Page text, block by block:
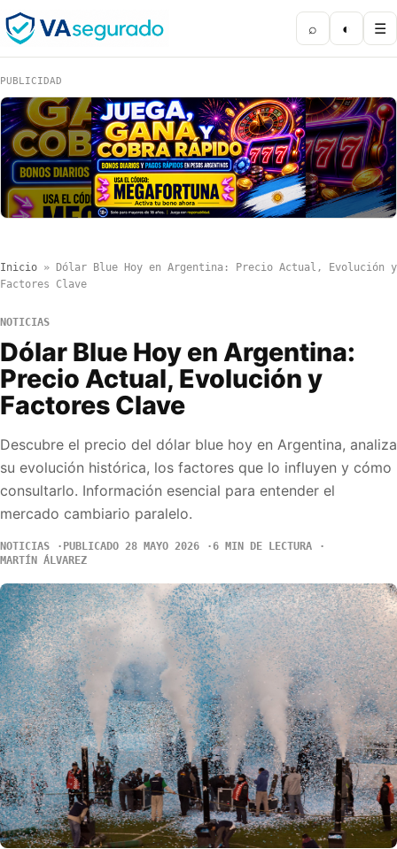
⌕ ◐ ☰
PUBLICIDAD
Inicio »
Dólar Blue Hoy en Argentina: Precio Actual, Evolución y
Factores Clave
NOTICIAS
Dólar Blue Hoy en Argentina:
Precio Actual, Evolución y
Factores Clave
Descubre el precio del dólar blue hoy en Argentina, analiza
su evolución histórica, los factores que lo influyen y cómo
consultarlo. Información esencial para entender el
mercado cambiario paralelo.
NOTICIAS PUBLICADO 28 MAYO 2026
6 MIN DE LECTURA
MARTÍN ÁLVAREZ